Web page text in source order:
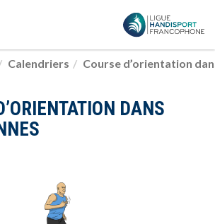
Calendriers Course d’orientation
DANS